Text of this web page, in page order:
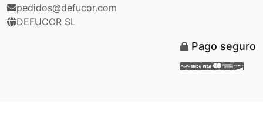
pedidos@defucor.com
DEFUCOR SL
Pago seguro
Paypal
Stripe
Visa